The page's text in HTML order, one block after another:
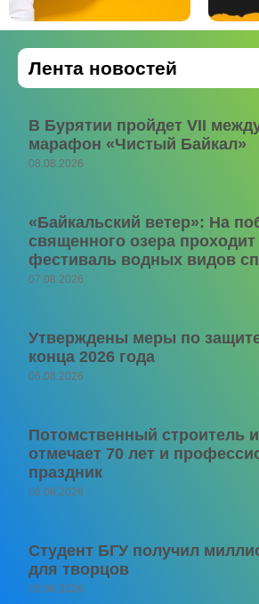
Лента новостей
В Бурятии пройдет VII
марафон «Чистый Байкал»
08.08.2026
«Байкальский ветер»: На
священного озера
фестиваль водных видов
07.08.2026
Утверждены меры по
конца 2026 года
06.08.2026
Потомственный строитель
отмечает 70 лет и
праздник
06.08.2026
Студент БГУ получил
для творцов
06.08.2026